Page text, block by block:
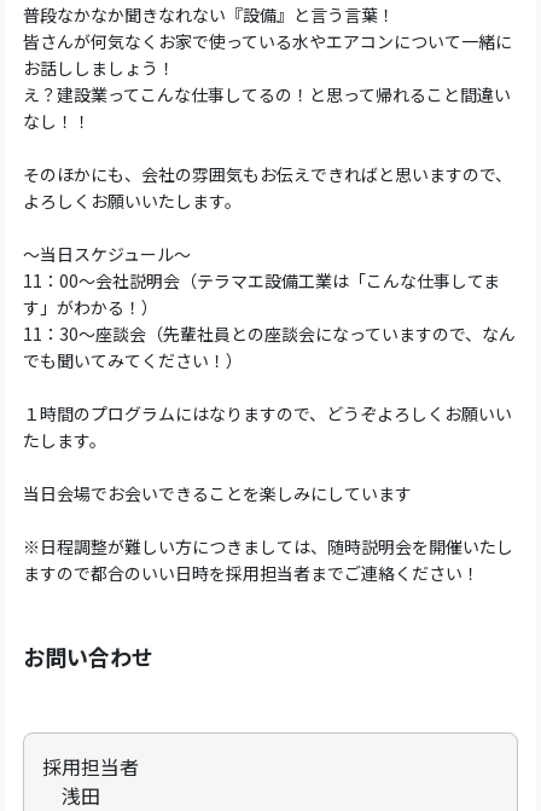
普段なかなか聞きなれない『設備』と言う言葉！
皆さんが何気なくお家で使っている水やエアコンについて一緒に
お話ししましょう！
え？建設業ってこんな仕事してるの！と思って帰れること間違い
なし！！
そのほかにも、会社の雰囲気もお伝えできればと思いますので、
よろしくお願いいたします。
～当日スケジュール～
11：00～会社説明会（テラマエ設備工業は「こんな仕事してま
す」がわかる！）
11：30～座談会（先輩社員との座談会になっていますので、なん
でも聞いてみてください！）
１時間のプログラムにはなりますので、どうぞよろしくお願いい
たします。
当日会場でお会いできることを楽しみにしています
※日程調整が難しい方につきましては、随時説明会を開催いたし
ますので都合のいい日時を採用担当者までご連絡ください！
お問い合わせ
採用担当者
浅田